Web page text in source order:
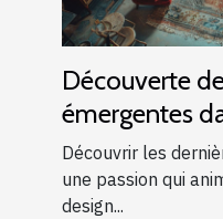
Découverte
émergentes
locales
Découvrir les
une passion qui
design...